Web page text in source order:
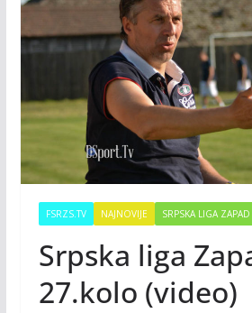
FSRZS.TV NAJNOVIJE SRPSKA LIGA ZAPAD
Srpska liga
27.kolo (video)